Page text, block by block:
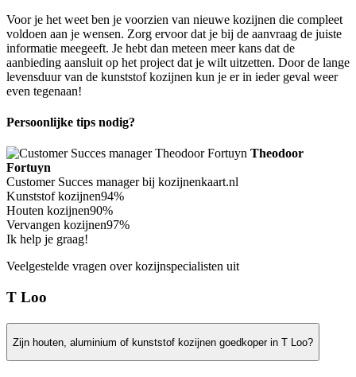
Voor je het weet ben je voorzien van nieuwe kozijnen die compleet
voldoen aan je wensen. Zorg ervoor dat je bij de aanvraag de juiste
informatie meegeeft. Je hebt dan meteen meer kans dat de
aanbieding aansluit op het project dat je wilt uitzetten. Door de lange
levensduur van de kunststof kozijnen kun je er in ieder geval weer
even tegenaan!
Persoonlijke tips nodig?
Theodoor
Fortuyn
Customer Succes manager bij kozijnenkaart.nl
Kunststof kozijnen94%
Houten kozijnen90%
Vervangen kozijnen97%
Ik help je graag!
Veelgestelde vragen over kozijnspecialisten uit
T Loo
Zijn houten, aluminium of kunststof kozijnen goedkoper in T Loo?